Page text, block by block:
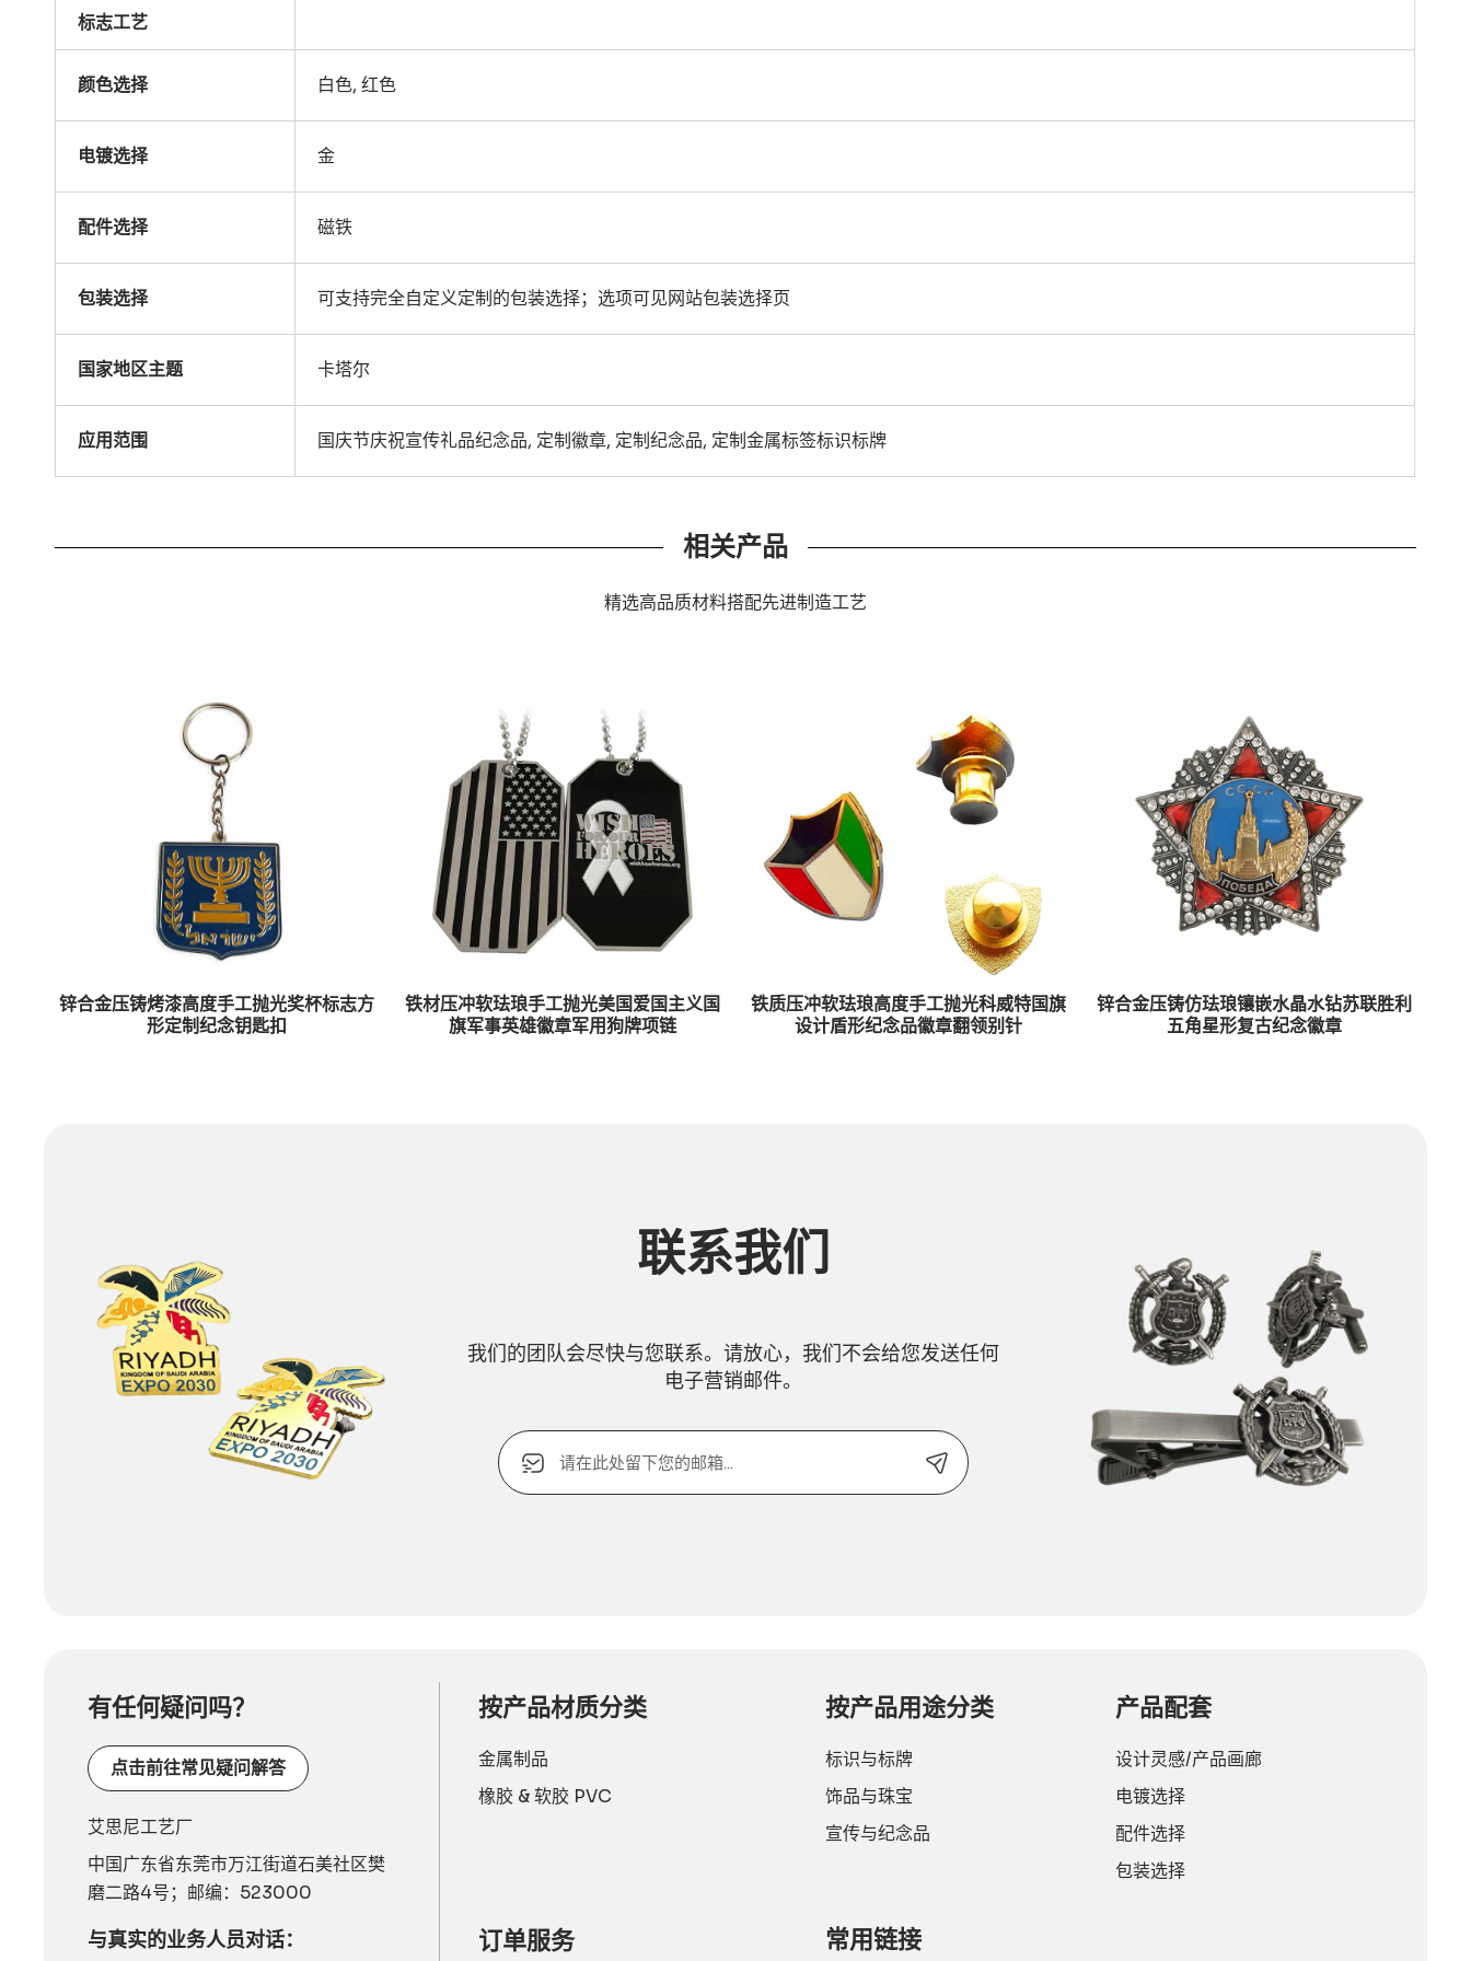
标志工艺
颜色选择 白色, 红色
电镀选择 金
配件选择 磁铁
包装选择 可支持完全自定义定制的包装选择；选项可见网站包装选择页
国家地区主题 卡塔尔
应用范围 国庆节庆祝宣传礼品纪念品, 定制徽章, 定制纪念品, 定制金属标签标识标牌
相关产品
精选高品质材料搭配先进制造工艺
锌合金压铸烤漆高度手工抛光奖杯标志方
形定制纪念钥匙扣
铁材压冲软珐琅手工抛光美国爱国主义国
旗军事英雄徽章军用狗牌项链
铁质压冲软珐琅高度手工抛光科威特国旗
设计盾形纪念品徽章翻领别针
锌合金压铸仿珐琅镶嵌水晶水钻苏联胜利
五角星形复古纪念徽章
联系我们
我们的团队会尽快与您联系。请放心，我们不会给您发送任何
电子营销邮件。
电
子
邮
有任何疑问吗？
点击前往常见疑问解答
艾思尼工艺厂
中国广东省东莞市万江街道石美社区樊
磨二路4号；邮编：523000
与真实的业务人员对话：
按产品材质分类
金属制品
橡胶 & 软胶 PVC
订单服务
按产品用途分类
标识与标牌
饰品与珠宝
宣传与纪念品
常用链接
产品配套
设计灵感/产品画廊
电镀选择
配件选择
包装选择